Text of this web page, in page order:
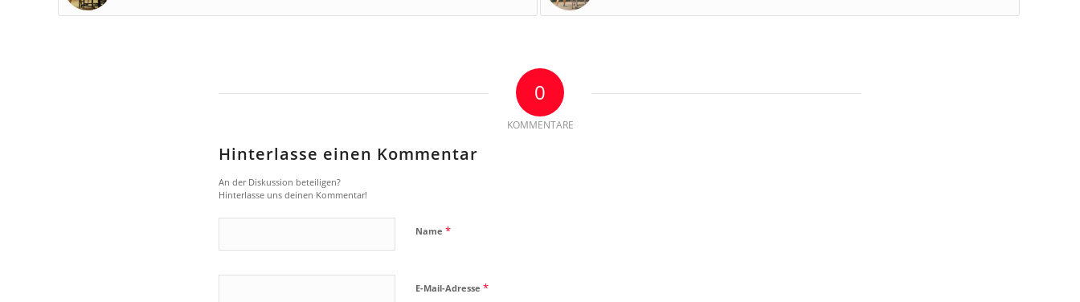
0
KOMMENTARE
Hinterlasse einen Kommentar
An der Diskussion beteiligen?
Hinterlasse uns deinen Kommentar!
Name *
E-Mail-Adresse *